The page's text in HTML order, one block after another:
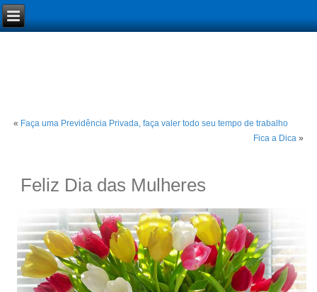
« Faça uma Previdência Privada, faça valer todo seu tempo de trabalho
Fica a Dica»
Feliz Dia das Mulheres